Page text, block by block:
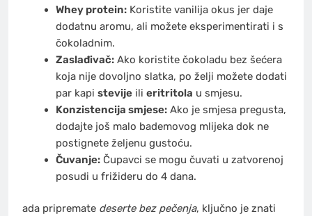
Whey protein:Koristite vanilija okus jer daje
dodatnu aromu, ali možete eksperimentirati i s
čokoladnim.
Zaslađivač:Ako koristite čokoladu bez šećera
koja nije dovoljno slatka, po želji možete dodati
par kapi stevijeili eritritola u smjesu.
Konzistencija smjese:Ako je smjesa pregusta,
dodajte još malo bademovog mlijeka dok ne
postignete željenu gustoću.
Čuvanje:Čupavci se mogu čuvati u zatvorenoj
posudi u frižideru do 4 dana.
ada pripremate deserte bez pečenja, ključno je znati